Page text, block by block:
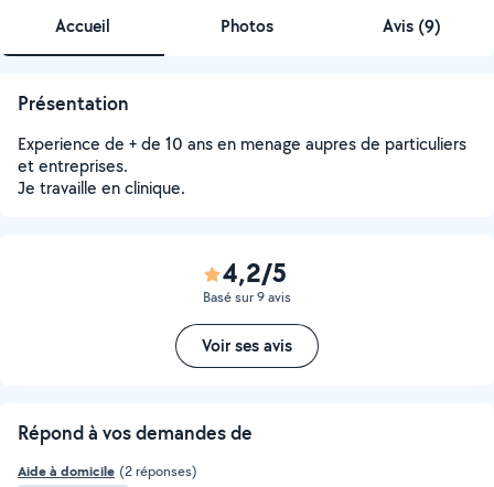
Accueil Photos Avis (9)
Présentation
Experience de + de 10 ans en menage aupres de particuliers
et entreprises.
Je travaille en clinique.
4,2/5
Basé sur 9 avis
Voir ses avis
Répond à vos demandes de
Aide à domicile (2 réponses)